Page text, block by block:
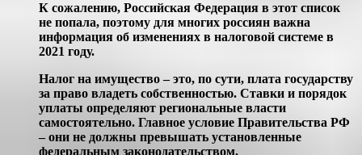
К сожалению, Российская Федерация в этот список
не попала, поэтому для многих россиян важна
информация об изменениях в налоговой системе в
2021 году.
Налог на имущество – это, по сути, плата государству
за право владеть собственностью. Ставки и порядок
уплаты определяют региональные власти
самостоятельно. Главное условие Правительства РФ
– они не должны превышать установленные
федеральным законодательством.